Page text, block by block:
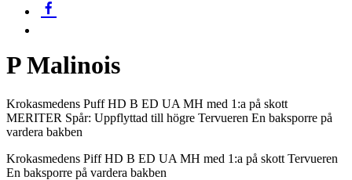
P Malinois
Krokasmedens Puff HD B ED UA MH med 1:a på skott
MERITER Spår: Uppflyttad till högre Tervueren En baksporre på
vardera bakben
Krokasmedens Piff HD B ED UA MH med 1:a på skott Tervueren
En baksporre på vardera bakben